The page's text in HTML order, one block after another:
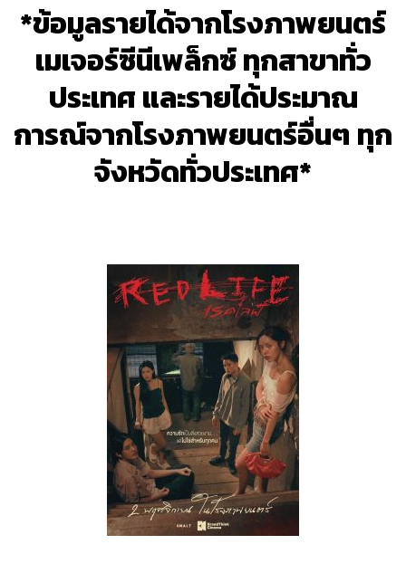
*ข้อมูลรายได้จากโรงภาพยนตร์
เมเจอร์ซีนีเพล็กซ์ ทุกสาขาทั่ว
ประเทศ และรายได้ประมาณ
การณ์จากโรงภาพยนตร์อื่นๆ ทุก
จังหวัดทั่วประเทศ*